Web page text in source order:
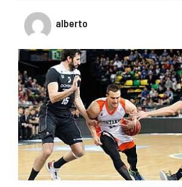
alberto